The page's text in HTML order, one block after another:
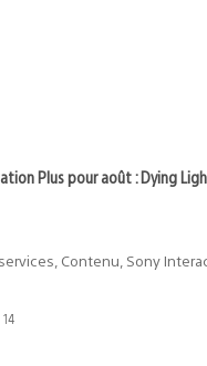
Plus pour août : Dying
Contenu, Sony
14